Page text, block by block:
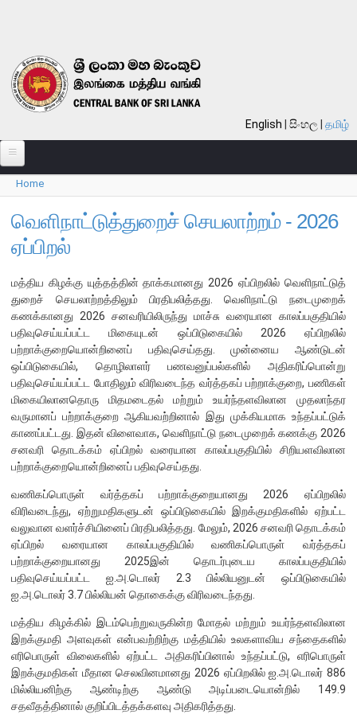
English සිංහල தமிழ்
பற்றி
வங்கி பற்றி
பொது நோக்கு
வங்கியின் வரலாறு
தொலைநோக்கு, பணி, பெறுமானம்
குறிக்கோள்கள்
தொழிற்பாடுகள்
நிறுவன ரீதியான அமைப்பு
நிறுவனக் கட்டமைப்பு
முதன்மை அலுவலர்கள்
திணைக்களங்கள்
ஆளுகைக் கோவைகளும் கொள்கைகளும்
வங்கிப் பணிமனை
வங்கிப் பணிமனை
பிரதேச அலுவலகங்கள்
நூலகம் மற்றும் தகவல் நிலையம்
வங்கித்தொழில் கற்கைகளுக்கான நிலையம்
பொருளாதார வரலாற்று அரும்பொருட் காட்சிச் சாலை
You are here
Home
வெளிநாட்டுத்துறைச் செயலாற்றம் - 2026
ஏப்பிறல்
மத்திய கிழக்கு யுத்தத்தின் தாக்கமானது 2026 ஏப்பிறலில் வெளிநாட்டுத்
துறைச் செயலாற்றத்திலும் பிரதிபலித்தது. வெளிநாட்டு நடைமுறைக்
கணக்கானது 2026 சனவரியிலிருந்து மாச்சு வரையான காலப்பகுதியில்
பதிவுசெய்யப்பட்ட மிகையுடன் ஒப்பிடுகையில் 2026 ஏப்பிறலில்
பற்றாக்குறையொன்றினைப் பதிவுசெய்தது. முன்னைய ஆண்டுடன்
ஒப்பிடுகையில், தொழிலாளர் பணவனுப்பல்களில் அதிகரிப்பொன்று
பதிவுசெய்யப்பட்ட போதிலும் விரிவடைந்த வர்த்தகப் பற்றாக்குறை, பணிகள்
மிகையிலானதொரு மிதமடைதல் மற்றும் உயர்ந்தளவிலான முதலாந்தர
வருமானப் பற்றாக்குறை ஆகியவற்றினால் இது முக்கியமாக உந்தப்பட்டுக்
காணப்பட்டது. இதன் விளைவாக, வெளிநாட்டு நடைமுறைக் கணக்கு 2026
சனவரி தொடக்கம் ஏப்பிறல் வரையான காலப்பகுதியில் சிறியளவிலான
பற்றாக்குறையொன்றினைப் பதிவுசெய்தது.
வணிகப்பொருள் வர்த்தகப் பற்றாக்குறையானது 2026 ஏப்பிறலில்
விரிவடைந்து, ஏற்றுமதிகளுடன் ஒப்பிடுகையில் இறக்குமதிகளில் ஏற்பட்ட
வலுவான வளர்ச்சியினைப் பிரதிபலித்தது. மேலும், 2026 சனவரி தொடக்கம்
ஏப்பிறல் வரையான காலப்பகுதியில் வணிகப்பொருள் வர்த்தகப்
பற்றாக்குறையானது 2025இன் தொடர்புடைய காலப்பகுதியில்
பதிவுசெய்யப்பட்ட ஐ.அ.டொலர் 2.3 பில்லியனுடன் ஒப்பிடுகையில்
ஐ.அ.டொலர் 3.7 பில்லியன் தொகைக்கு விரிவடைந்தது.
மத்திய கிழக்கில் இடம்பெற்றுவருகின்ற மோதல் மற்றும் உயர்ந்தளவிலான
இறக்குமதி அளவுகள் என்பவற்றிற்கு மத்தியில் உலகளாவிய சந்தைகளில்
எரிபொருள் விலைகளில் ஏற்பட்ட அதிகரிப்பினால் உந்தப்பட்டு, எரிபொருள்
இறக்குமதிகள் மீதான செலவினமானது 2026 ஏப்பிறலில் ஐ.அ.டொலர் 886
மில்லியனிற்கு ஆண்டிற்கு ஆண்டு அடிப்படையொன்றில் 149.9
சதவீதத்தினால் குறிப்பிடத்தக்களவு அதிகரித்தது.